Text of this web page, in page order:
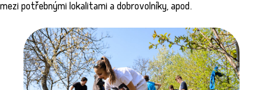
mezi potřebnými lokalitami a dobrovolníky, apod.